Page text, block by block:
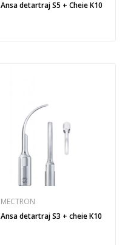
Ansa detartraj S5 + Cheie K10
MECTRON
Ansa detartraj S3 + cheie K10